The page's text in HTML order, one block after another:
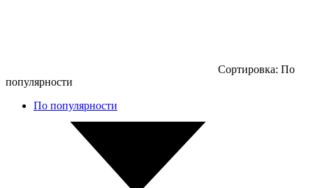
Сортировка: По
популярности
По популярности